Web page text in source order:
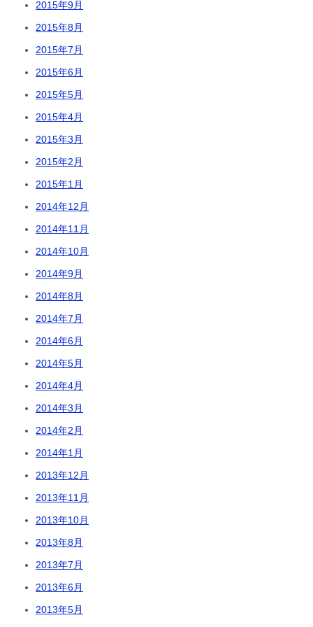
2015年9月
2015年8月
2015年7月
2015年6月
2015年5月
2015年4月
2015年3月
2015年2月
2015年1月
2014年12月
2014年11月
2014年10月
2014年9月
2014年8月
2014年7月
2014年6月
2014年5月
2014年4月
2014年3月
2014年2月
2014年1月
2013年12月
2013年11月
2013年10月
2013年8月
2013年7月
2013年6月
2013年5月